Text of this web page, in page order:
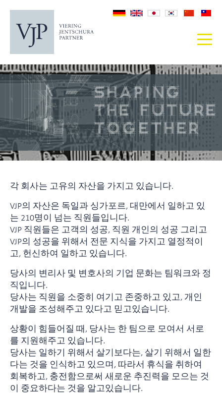
각 회사는 고유의 자산을 가지고 있습니다.
VJP의 자산은 독일과 싱가포르, 대만에서 일하고 있
는 210명이 넘는 직원들입니다.
VJP 직원들은 고객의 성공, 직원 개인의 성공 그리고
VJP의 성공을 위해서 전문 지식을 가지고 열정적이
고, 헌신하여 일하고 있습니다.
당사의 변리사 및 변호사의 기업 문화는 팀워크와 정
직입니다.
당사는 직원을 소중히 여기고 존중하고 있고, 개인
개발을 조성해주고 있다고 믿고있습니다.
상황이 힘들어질 때, 당사는 한 팀으로 모여서 서로
를 지원해주고 있습니다.
당사는 일하기 위해서 살기보다는, 살기 위해서 일한
다는 것을 인식하고 있으며, 따라서 휴식을 취하여
회복하고, 충전함으로써 새로운 추진력을 모으는 것
이 중요하다는 것을 알고있습니다.